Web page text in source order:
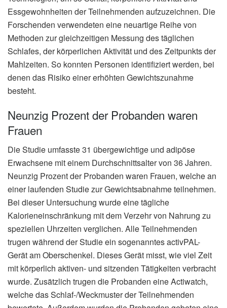
Essgewohnheiten der Teilnehmenden aufzuzeichnen. Die
Forschenden verwendeten eine neuartige Reihe von
Methoden zur gleichzeitigen Messung des täglichen
Schlafes, der körperlichen Aktivität und des Zeitpunkts der
Mahlzeiten. So konnten Personen identifiziert werden, bei
denen das Risiko einer erhöhten Gewichtszunahme
besteht.
Neunzig Prozent der Probanden waren
Frauen
Die Studie umfasste 31 übergewichtige und adipöse
Erwachsene mit einem Durchschnittsalter von 36 Jahren.
Neunzig Prozent der Probanden waren Frauen, welche an
einer laufenden Studie zur Gewichtsabnahme teilnehmen.
Bei dieser Untersuchung wurde eine tägliche
Kalorieneinschränkung mit dem Verzehr von Nahrung zu
speziellen Uhrzeiten verglichen. Alle Teilnehmenden
trugen während der Studie ein sogenanntes activPAL-
Gerät am Oberschenkel. Dieses Gerät misst, wie viel Zeit
mit körperlich aktiven- und sitzenden Tätigkeiten verbracht
wurde. Zusätzlich trugen die Probanden eine Actiwatch,
welche das Schlaf-/Weckmuster der Teilnehmenden